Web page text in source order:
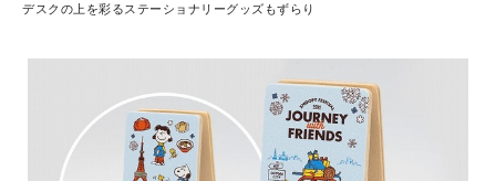
デスクの上を彩るステーショナリーグッズもずらり